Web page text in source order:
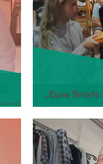
Steindl
„Eure